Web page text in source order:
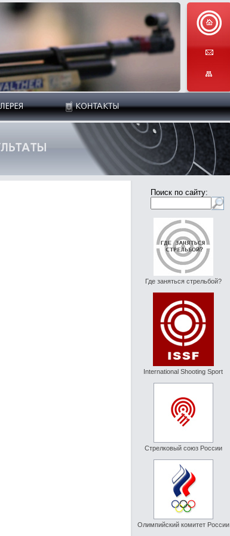
Поиск по сайту:
Где заняться стрельбой?
International Shooting Sport
Стрелковый союз России
Олимпийский комитет России